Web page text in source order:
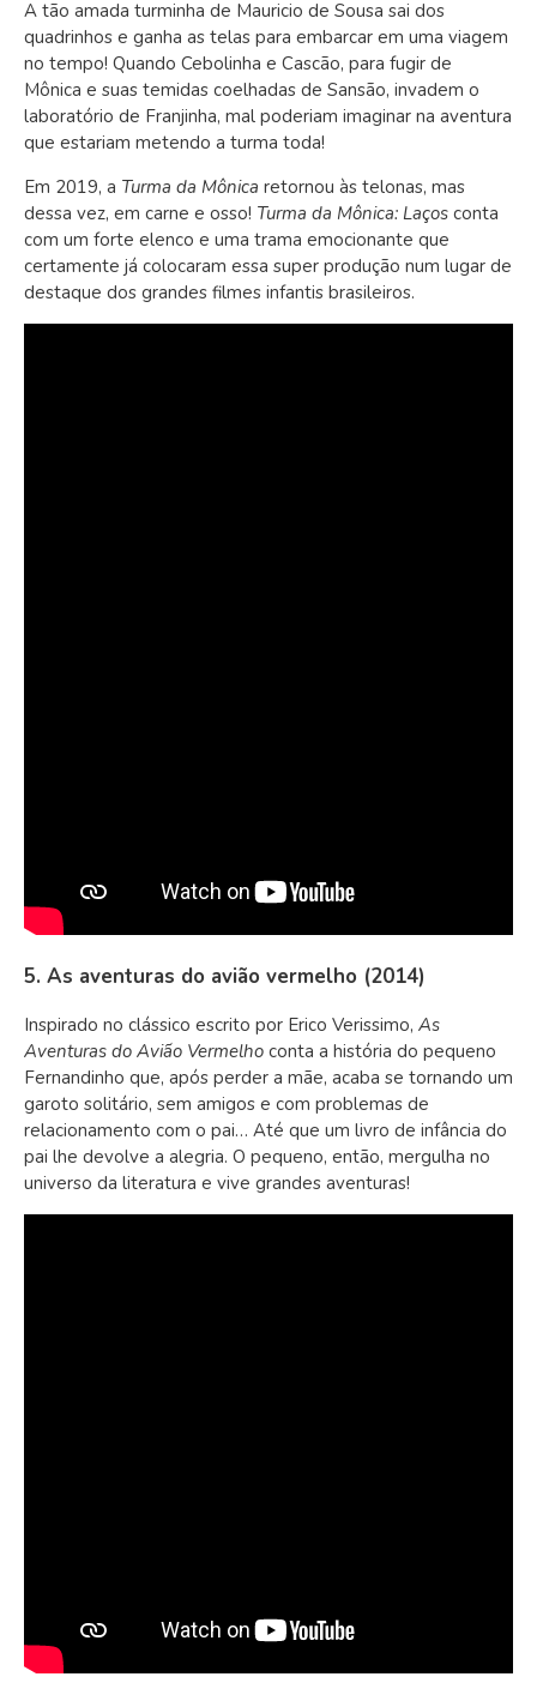
A tão amada turminha de Mauricio de Sousa sai dos
quadrinhos e ganha as telas para embarcar em uma viagem
no tempo! Quando Cebolinha e Cascão, para fugir de
Mônica e suas temidas coelhadas de Sansão, invadem o
laboratório de Franjinha, mal poderiam imaginar na aventura
que estariam metendo a turma toda!
Em 2019, a Turma da Mônica retornou às telonas, mas
dessa vez, em carne e osso! Turma da Mônica: Laços conta
com um forte elenco e uma trama emocionante que
certamente já colocaram essa super produção num lugar de
destaque dos grandes filmes infantis brasileiros.
5. As aventuras do avião vermelho (2014)
Inspirado no clássico escrito por Erico Verissimo, As
Aventuras do Avião Vermelho conta a história do pequeno
Fernandinho que, após perder a mãe, acaba se tornando um
garoto solitário, sem amigos e com problemas de
relacionamento com o pai… Até que um livro de infância do
pai lhe devolve a alegria. O pequeno, então, mergulha no
universo da literatura e vive grandes aventuras!